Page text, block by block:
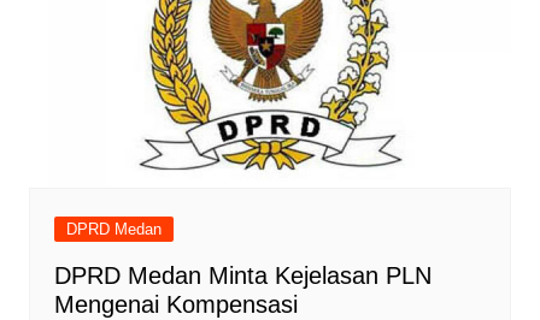
DPRD Medan
DPRD Medan Minta Kejelasan PLN
Mengenai Kompensasi